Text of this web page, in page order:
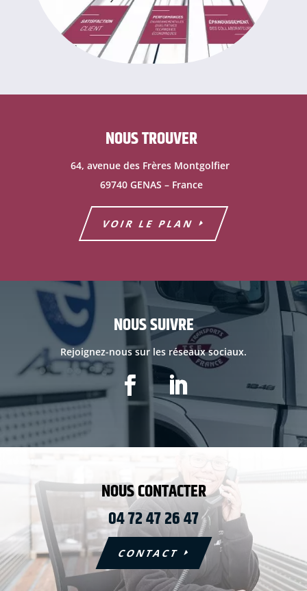
NOUS TROUVER
64, avenue des Frères Montgolfier
69740 GENAS – France
VOIR LE PLAN
NOUS SUIVRE
Rejoignez-nous sur les réseaux sociaux.
NOUS CONTACTER
04 72 47 26 47
CONTACT